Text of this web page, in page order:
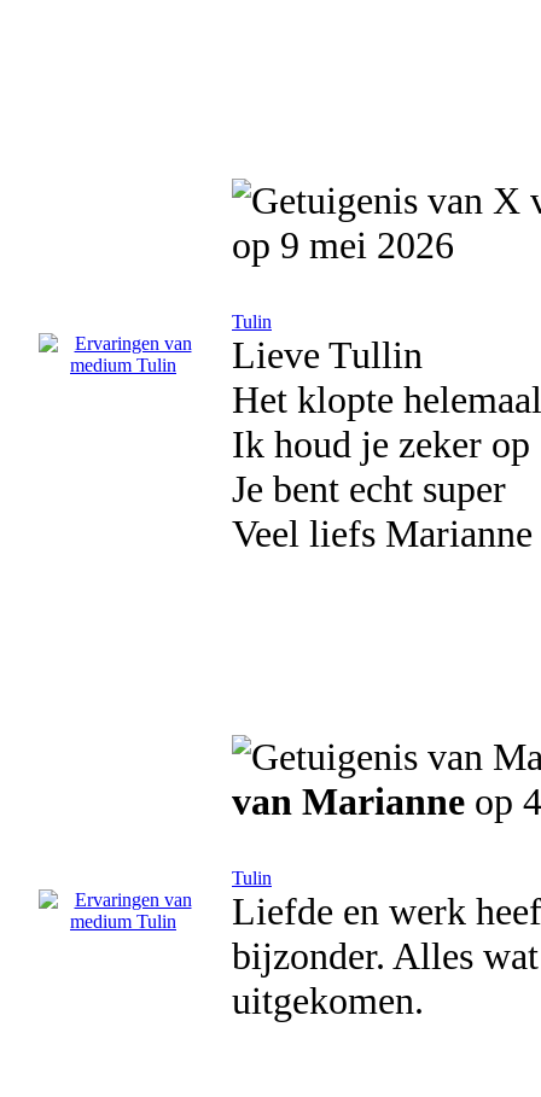
op 9 mei 2026
Tulin
Lieve Tullin
Het klopte
Ik houd je zeker op
Je bent echt super
Veel liefs Marianne
van Marianne op
Tulin
Liefde en werk
bijzonder. Alles
uitgekomen.